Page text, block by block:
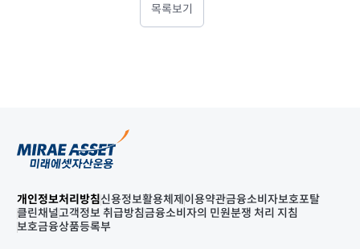
목록보기
개인정보처리방침신용정보활용체제 이용약관금융소비자보호포탈
클린채널고객정보 취급방침금융소비자의 민원분쟁 처리 지침
보호금융상품등록부